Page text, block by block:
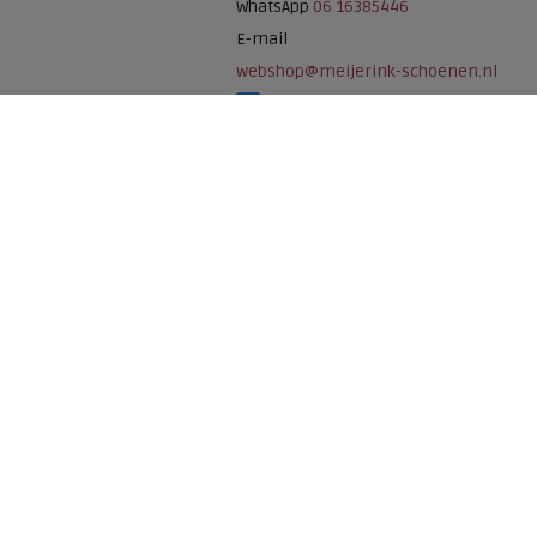
WhatsApp 06 16385446
E-mail
webshop@meijerink-schoenen.nl